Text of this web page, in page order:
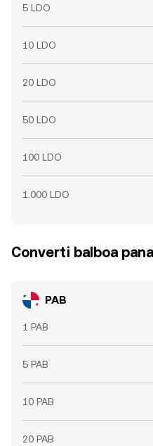
5 LDO
10 LDO
20 LDO
50 LDO
100 LDO
1.000 LDO
Converti balboa
PAB
1 PAB
5 PAB
10 PAB
20 PAB